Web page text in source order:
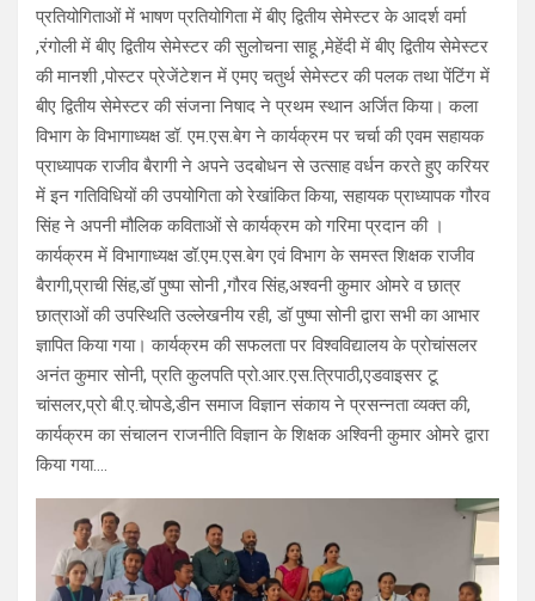
प्रतियोगिताओं में भाषण प्रतियोगिता में बीए द्वितीय सेमेस्टर के आदर्श वर्मा
,रंगोली में बीए द्वितीय सेमेस्टर की सुलोचना साहू ,मेहेंदी में बीए द्वितीय सेमेस्टर
की मानशी ,पोस्टर प्रेजेंटेशन में एमए चतुर्थ सेमेस्टर की पलक तथा पेंटिंग में
बीए द्वितीय सेमेस्टर की संजना निषाद ने प्रथम स्थान अर्जित किया। कला
विभाग के विभागाध्यक्ष डॉ. एम.एस.बेग ने कार्यक्रम पर चर्चा की एवम सहायक
प्राध्यापक राजीव बैरागी ने अपने उदबोधन से उत्साह वर्धन करते हुए करियर
में इन गतिविधियों की उपयोगिता को रेखांकित किया, सहायक प्राध्यापक गौरव
सिंह ने अपनी मौलिक कविताओं से कार्यक्रम को गरिमा प्रदान की ।
कार्यक्रम में विभागाध्यक्ष डॉ.एम.एस.बेग एवं विभाग के समस्त शिक्षक राजीव
बैरागी,प्राची सिंह,डॉ पुष्पा सोनी ,गौरव सिंह,अश्वनी कुमार ओमरे व छात्र
छात्राओं की उपस्थिति उल्लेखनीय रही, डॉ पुष्पा सोनी द्वारा सभी का आभार
ज्ञापित किया गया। कार्यक्रम की सफलता पर विश्वविद्यालय के प्रोचांसलर
अनंत कुमार सोनी, प्रति कुलपति प्रो.आर.एस.त्रिपाठी,एडवाइसर टू
चांसलर,प्रो बी.ए.चोपडे,डीन समाज विज्ञान संकाय ने प्रसन्नता व्यक्त की,
कार्यक्रम का संचालन राजनीति विज्ञान के शिक्षक अश्विनी कुमार ओमरे द्वारा
किया गया….